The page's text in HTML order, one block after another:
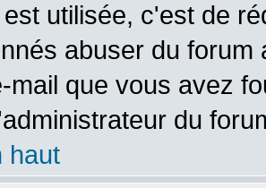
utilisée, c'est de
abuser du
mail que vous avez
du
haut